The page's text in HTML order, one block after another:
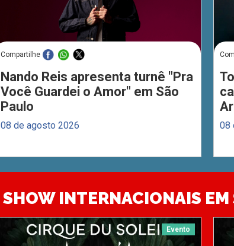
Compartilhe
Nando Reis apresenta turnê "Pra
Você Guardei o Amor" em São
Paulo
08 de agosto 2026 08
SHOW INTERNACIONAIS EM
Evento